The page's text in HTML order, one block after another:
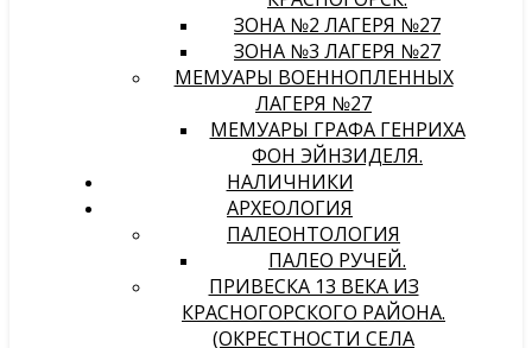
ЗОНА №2 ЛАГЕРЯ №27
ЗОНА №3 ЛАГЕРЯ №27
МЕМУАРЫ ВОЕННОПЛЕННЫХ
ЛАГЕРЯ №27
МЕМУАРЫ ГРАФА ГЕНРИХА
ФОН ЭЙНЗИДЕЛЯ.
НАЛИЧНИКИ
АРХЕОЛОГИЯ
ПАЛЕОНТОЛОГИЯ
ПАЛЕО РУЧЕЙ.
ПРИВЕСКА 13 ВЕКА ИЗ
КРАСНОГОРСКОГО РАЙОНА.
(ОКРЕСТНОСТИ СЕЛА